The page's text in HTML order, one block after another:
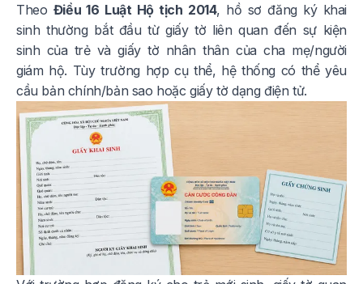
Theo Điều 16 Luật Hộ tịch 2014, hồ sơ đăng ký khai
sinh thường bắt đầu từ giấy tờ liên quan đến sự kiện
sinh của trẻ và giấy tờ nhân thân của cha mẹ/người
giám hộ. Tùy trường hợp cụ thể, hệ thống có thể yêu
cầu bản chính/bản sao hoặc giấy tờ dạng điện tử.